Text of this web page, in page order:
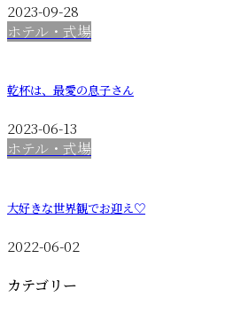
2023-09-28
ホテル・式場
乾杯は、最愛の息子さん
2023-06-13
ホテル・式場
大好きな世界観でお迎え♡
2022-06-02
カテゴリー